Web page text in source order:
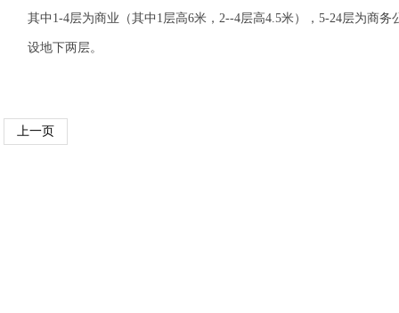
其中1-4层为商业（其中1层高6米，2--4层高4.5米），5-24层为商务
设地下两层。
上一页